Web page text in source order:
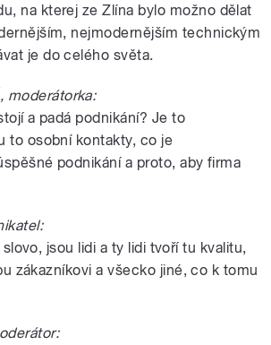
na kterej ze Zlína bylo možno dělat
nejmodernějším technickým
je do celého světa.
moderátorka:
a padá podnikání? Je to
to osobní kontakty, co je
podnikání a proto, aby firma
jsou lidi a ty lidi tvoří tu kvalitu,
zákazníkovi a všecko jiné, co k tomu